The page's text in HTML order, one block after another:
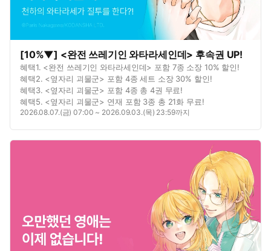
[10%▼] <완전 쓰레기인 와타라세인데> 후속권 UP!
혜택1. <완전 쓰레기인 와타라세인데> 포함 7종 소장 10% 할인!
혜택2. <옆자리 괴물군> 포함 4종 세트 소장 30% 할인!
혜택3. <옆자리 괴물군> 포함 4종 총 4권 무료!
혜택5. <옆자리 괴물군> 연재 포함 3종 총 21화 무료!
2026.08.07.(금) 07:00 ~ 2026.09.03.(목) 23:59까지